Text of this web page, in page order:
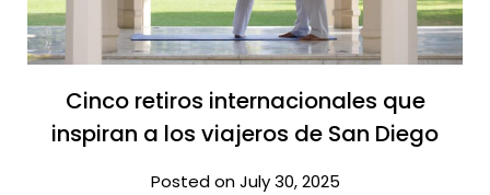
Cinco retiros internacionales que
inspiran a los viajeros de San Diego
Posted on July 30, 2025